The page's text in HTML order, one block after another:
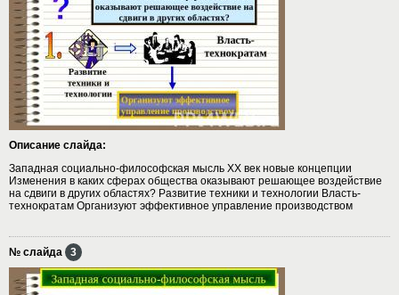
Описание слайда:
Западная социально-философская мысль XX век новые концепции
Изменения в каких сферах общества оказывают решающее воздействие
на сдвиги в других областях? Развитие техники и технологии Власть-
технократам Организуют эффективное управление производством
№ слайда 3